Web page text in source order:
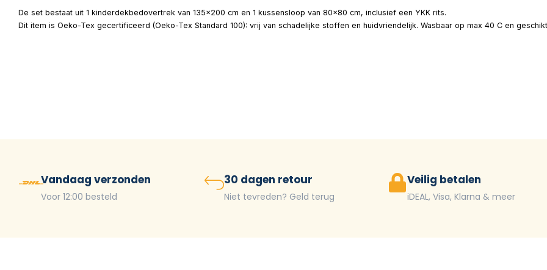
De set bestaat uit 1 kinderdekbedovertrek van 135×200 cm en 1 kussensloop van 80×80 cm, inclusief een YKK rits.
Dit item is Oeko-Tex gecertificeerd (Oeko-Tex Standard 100): vrij van schadelijke stoffen en huidvriendelijk. Wasbaar op max 40 C en
Vandaag verzonden
Voor 12:00 besteld
30 dagen retour
Niet tevreden? Geld terug
Veilig betalen
iDEAL, Visa, Klarna & meer